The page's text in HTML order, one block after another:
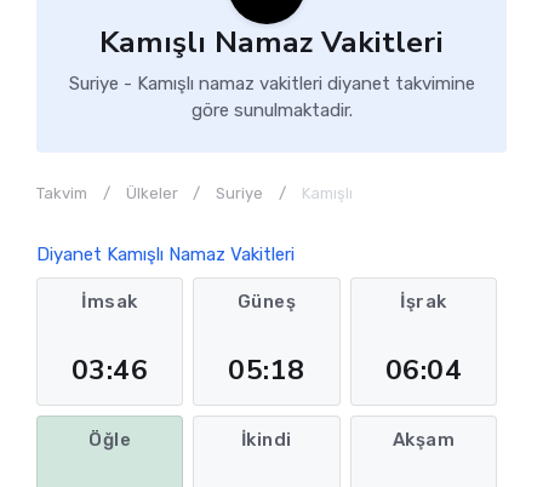
Kamışlı Namaz Vakitleri
Suriye - Kamışlı namaz vakitleri diyanet takvimine
göre sunulmaktadir.
Takvim Ülkeler Suriye Kamışlı
Diyanet Kamışlı Namaz Vakitleri
İmsak
03:46
Güneş
05:18
İşrak
06:04
Öğle İkindi Akşam